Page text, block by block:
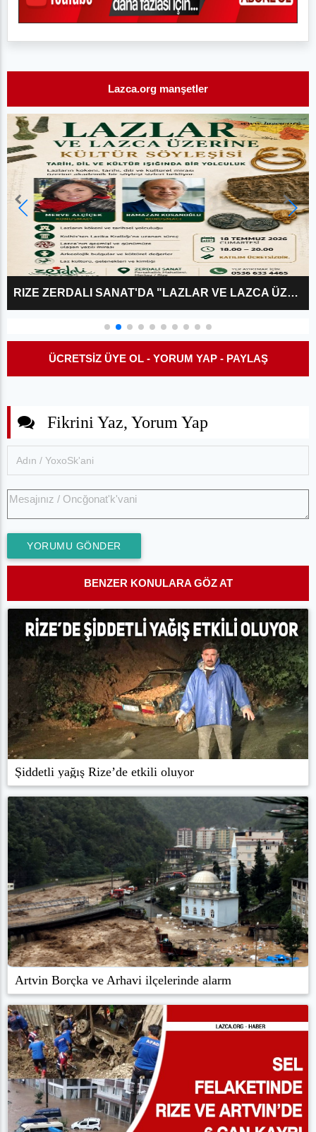
Lazca.org manşetler
RIZE ZERDALI SANAT'DA "LAZLAR VE LAZCA ÜZERINE?" KÜLTÜR SÖYLEŞISI
ÜCRETSİZ ÜYE OL - YORUM YAP - PAYLAŞ
Fikrini Yaz, Yorum Yap
YORUMU GÖNDER
BENZER KONULARA GÖZ AT
Şiddetli yağış Rize’de etkili oluyor
Artvin Borçka ve Arhavi ilçelerinde alarm